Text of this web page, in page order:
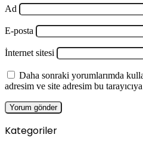
Ad
E-posta
İnternet sitesi
Daha sonraki yorumlarımda
adresim ve site adresim bu
Kategoriler